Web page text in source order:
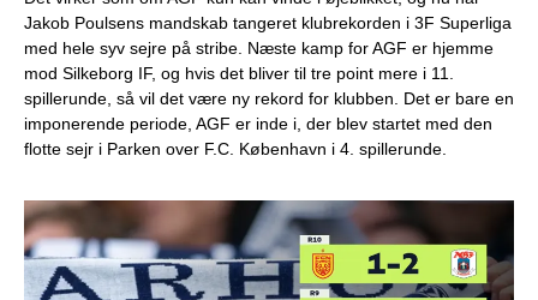
Jakob Poulsens mandskab tangeret klubrekorden i 3F Superliga
med hele syv sejre på stribe. Næste kamp for AGF er hjemme
mod Silkeborg IF, og hvis det bliver til tre point mere i 11.
spillerunde, så vil det være ny rekord for klubben. Det er bare en
imponerende periode, AGF er inde i, der blev startet med den
flotte sejr i Parken over F.C. København i 4. spillerunde.